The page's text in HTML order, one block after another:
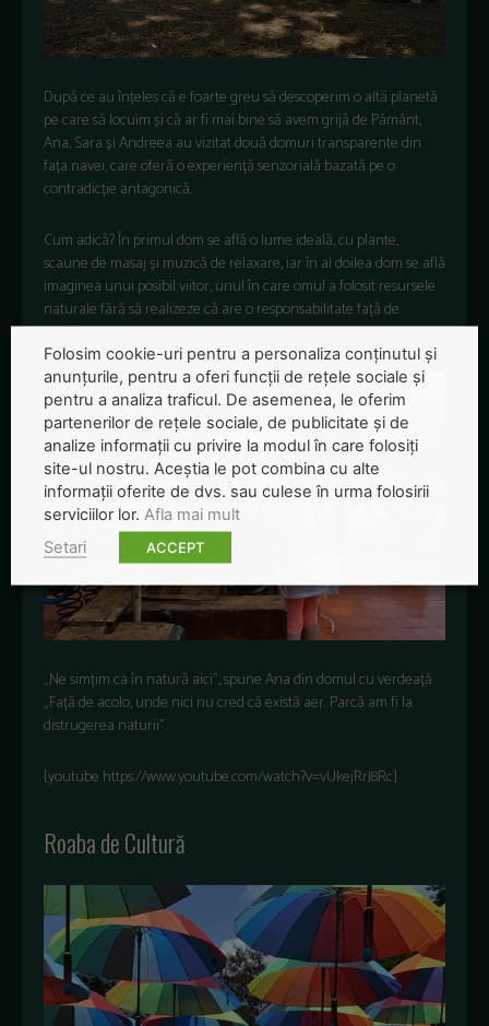
După ce au înțeles că e foarte greu să descoperim o altă planetă
pe care să locuim și că ar fi mai bine să avem grijă de Pământ,
Ana, Sara și Andreea au vizitat două domuri transparente din
fața navei, care oferă o experiență senzorială bazată pe o
contradicție antagonică.
Cum adică? În primul dom se află o lume ideală, cu plante,
scaune de masaj și muzică de relaxare, iar în al doilea dom se află
imaginea unui posibil viitor, unul în care omul a folosit resursele
naturale fără să realizeze că are o responsabilitate față de
ecosistem.
„Ne simțim ca în natură aici”, spune Ana din domul cu verdeață.
„Față de acolo, unde nici nu cred că există aer. Parcă am fi la
distrugerea naturii”.
[youtube https://www.youtube.com/watch?v=vUkejRrJ8Rc]
Roaba de Cultură
Folosim cookie-uri pentru a personaliza conținutul și
anunțurile, pentru a oferi funcții de rețele sociale și
pentru a analiza traficul. De asemenea, le oferim
partenerilor de rețele sociale, de publicitate și de
analize informații cu privire la modul în care folosiți
site-ul nostru. Aceștia le pot combina cu alte
informații oferite de dvs. sau culese în urma folosirii
serviciilor lor. Afla mai mult
Setari
ACCEPT